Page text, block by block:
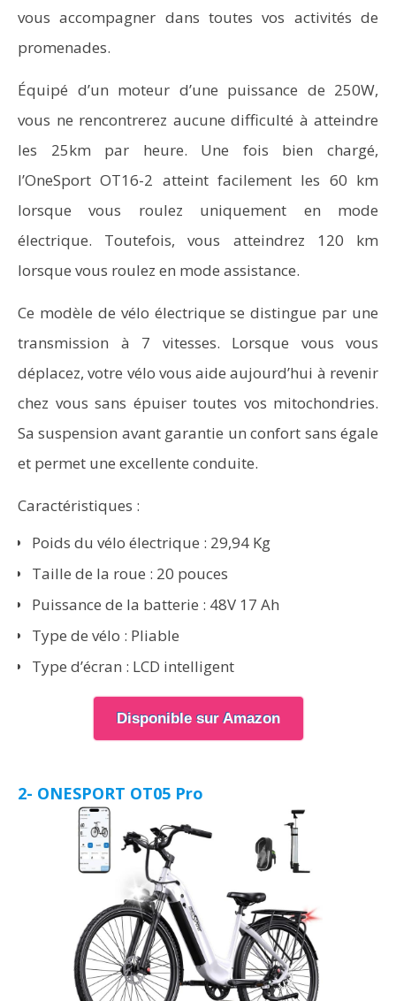
vous accompagner dans toutes vos activités de
promenades.
Équipé d’un moteur d’une puissance de 250W,
vous ne rencontrerez aucune difficulté à atteindre
les 25km par heure. Une fois bien chargé,
l’OneSport OT16-2 atteint facilement les 60 km
lorsque vous roulez uniquement en mode
électrique. Toutefois, vous atteindrez 120 km
lorsque vous roulez en mode assistance.
Ce modèle de vélo électrique se distingue par une
transmission à 7 vitesses. Lorsque vous vous
déplacez, votre vélo vous aide aujourd’hui à revenir
chez vous sans épuiser toutes vos mitochondries.
Sa suspension avant garantie un confort sans égale
et permet une excellente conduite.
Caractéristiques :
Poids du vélo électrique : 29,94 Kg
Taille de la roue : 20 pouces
Puissance de la batterie : 48V 17 Ah
Type de vélo : Pliable
Type d’écran : LCD intelligent
Disponible sur Amazon
2- ONESPORT OT05 Pro